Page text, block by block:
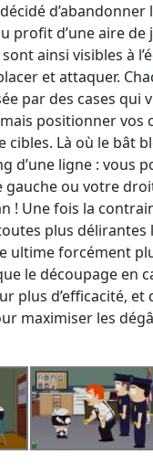
profit d’une aire de
ainsi visibles à
et attaquer.
par des cases qui
positionner vos
Là où le bât
d’une ligne : vous
ou votre
! Une fois la
plus délirantes
ultime forcément
le découpage en
plus d’efficacité, et
maximiser les